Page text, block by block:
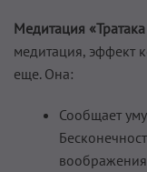
Медитация «Тратака
медитация, эффект
еще. Она:
Сообщает уму